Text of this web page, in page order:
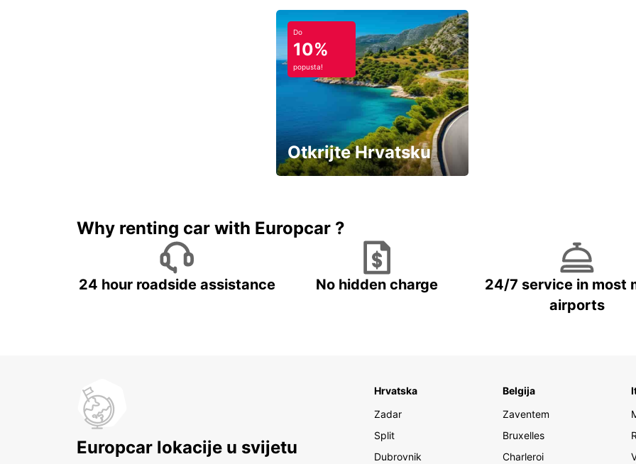
Do
10%
popusta!
Otkrijte Hrvatsku
Why renting car with Europcar ?
24 hour roadside assistance No hidden charge
24/7 service in most
airports
Europcar lokacije u svijetu
Hrvatska
Zadar
Split
Dubrovnik
Belgija
Zaventem
Bruxelles
Charleroi